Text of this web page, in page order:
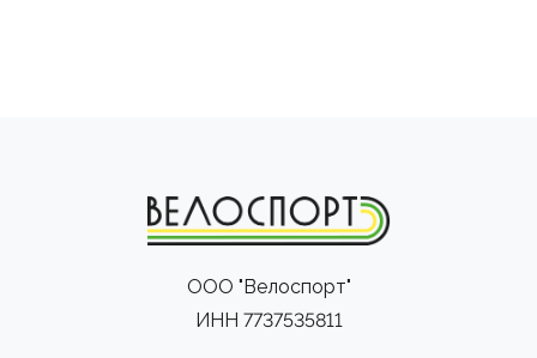
ООО "Велоспорт"
ИНН 7737535811